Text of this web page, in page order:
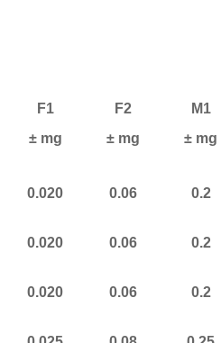
F1
± mg
F2
± mg
M1
± mg
0.020 0.06 0.2
0.020 0.06 0.2
0.020 0.06 0.2